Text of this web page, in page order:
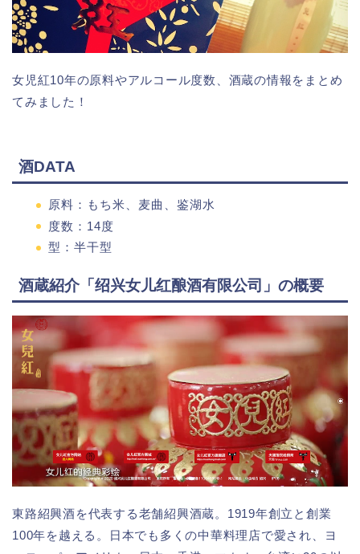
女児紅10年の原料やアルコール度数、酒蔵の情報をまとめ
てみました！
酒DATA
原料：もち米、麦曲、鉴湖水
度数：14度
型：半干型
酒蔵紹介「绍兴女儿红酿酒有限公司」の概要
東路紹興酒を代表する老舗紹興酒蔵。1919年創立と創業
100年を越える。日本でも多くの中華料理店で愛され、ヨ